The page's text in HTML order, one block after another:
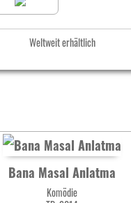
Weltweit erhältlich
Bana Masal Anlatma
Komödie